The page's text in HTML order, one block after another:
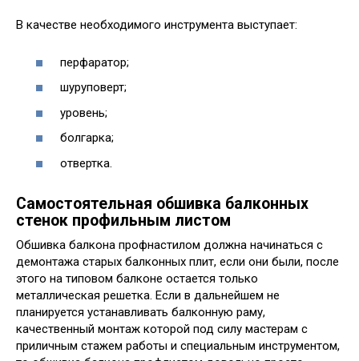
В качестве необходимого инструмента выступает:
перфаратор;
шуруповерт;
уровень;
болгарка;
отвертка.
Самостоятельная обшивка балконных
стенок профильным листом
Обшивка балкона профнастилом должна начинаться с
демонтажа старых балконных плит, если они были, после
этого на типовом балконе остается только
металлическая решетка. Если в дальнейшем не
планируется устанавливать балконную раму,
качественный монтаж которой под силу мастерам с
приличным стажем работы и специальным инструментом,